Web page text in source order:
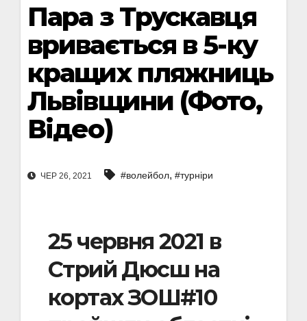
Пара з Трускавця
вривається в 5-ку
кращих пляжниць
Львівщини (Фото,
Відео)
ЧЕР 26, 2021 #волейбол, #турніри
25 червня 2021 в
Стрий Дюсш на
кортах ЗОШ#10